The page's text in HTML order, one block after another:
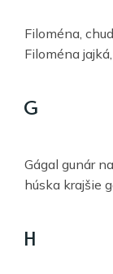
Filoména,
Filoména
G
Gágal gunár
húska krajšie
H